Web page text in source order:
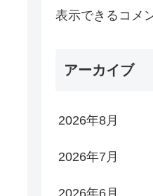
表示できるコメ
アーカイブ
2026年8月
2026年7月
2026年6月